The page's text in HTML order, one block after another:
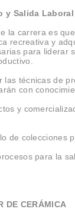
y Salida Laboral
la carrera es
recreativa y
para liderar
las técnicas de
con
y
de colecciones
para la
DE CERÁMICA